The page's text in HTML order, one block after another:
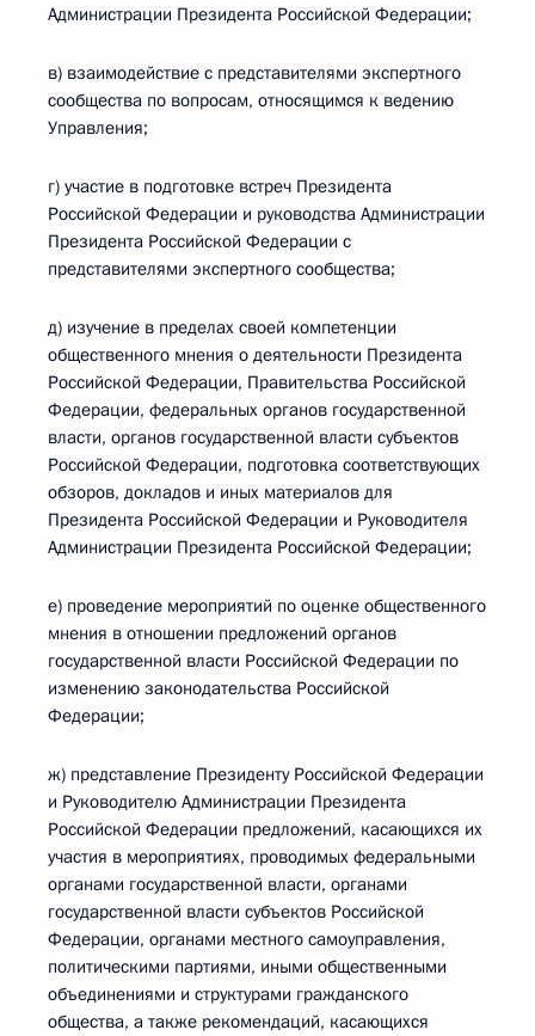
Администрации Президента Российской Федерации;
в) взаимодействие с представителями экспертного
сообщества по вопросам, относящимся к ведению
Управления;
г) участие в подготовке встреч Президента
Российской Федерации и руководства Администрации
Президента Российской Федерации с
представителями экспертного сообщества;
д) изучение в пределах своей компетенции
общественного мнения о деятельности Президента
Российской Федерации, Правительства Российской
Федерации, федеральных органов государственной
власти, органов государственной власти субъектов
Российской Федерации, подготовка соответствующих
обзоров, докладов и иных материалов для
Президента Российской Федерации и Руководителя
Администрации Президента Российской Федерации;
е) проведение мероприятий по оценке общественного
мнения в отношении предложений органов
государственной власти Российской Федерации по
изменению законодательства Российской
Федерации;
ж) представление Президенту Российской Федерации
и Руководителю Администрации Президента
Российской Федерации предложений, касающихся их
участия в мероприятиях, проводимых федеральными
органами государственной власти, органами
государственной власти субъектов Российской
Федерации, органами местного самоуправления,
политическими партиями, иными общественными
объединениями и структурами гражданского
общества, а также рекомендаций, касающихся